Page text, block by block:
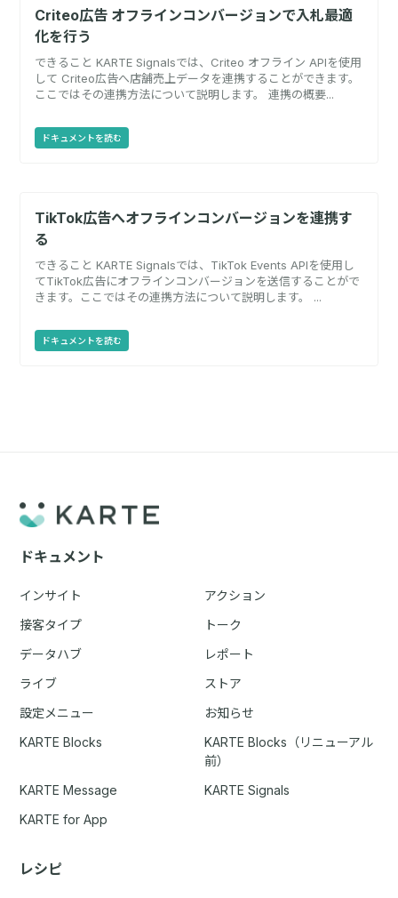
Criteo広告 オフラインコンバージョンで入札最適
化を行う
できること KARTE Signalsでは、Criteo オフライン APIを使用
して Criteo広告へ店舗売上データを連携することができます。
ここではその連携方法について説明します。 連携の概要...
ドキュメントを読む
TikTok広告へオフラインコンバージョンを連携す
る
できること KARTE Signalsでは、TikTok Events APIを使用し
てTikTok広告にオフラインコンバージョンを送信することがで
きます。ここではその連携方法について説明します。 ...
ドキュメントを読む
ドキュメント
インサイト
アクション
接客タイプ
トーク
データハブ
レポート
ライブ
ストア
設定メニュー
お知らせ
KARTE Blocks
KARTE Blocks（リニューアル
前）
KARTE Message
KARTE Signals
KARTE for App
レシピ